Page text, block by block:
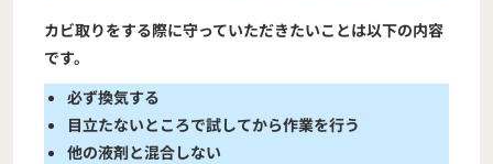
カビ取りをする際に守っていただきたいことは以下の内容
です。
必ず換気する
目立たないところで試してから作業を行う
他の液剤と混合しない